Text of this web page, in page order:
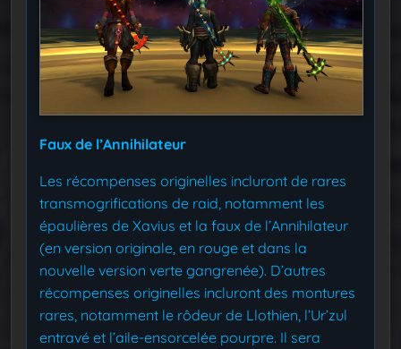
Faux de l’Annihilateur
Les récompenses originelles incluront de rares
transmogrifications de raid, notamment les
épaulières de Xavius et la faux de l’Annihilateur
(en version originale, en rouge et dans la
nouvelle version verte gangrenée). D’autres
récompenses originelles incluront des montures
rares, notamment le rôdeur de Llothien, l’Ur’zul
entravé et l’aile-ensorcelée pourpre. Il sera